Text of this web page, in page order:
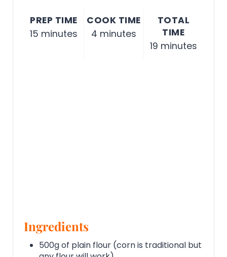
PREP TIME
15 minutes
COOK TIME
4 minutes
TOTAL
TIME
19 minutes
Ingredients
500g of plain flour (corn is traditional but